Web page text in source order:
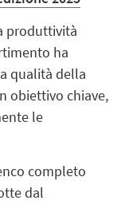
produttività
ha
qualità della
obiettivo chiave,
le
completo
dal